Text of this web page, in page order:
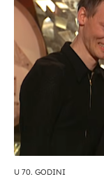
U 70. GODINI